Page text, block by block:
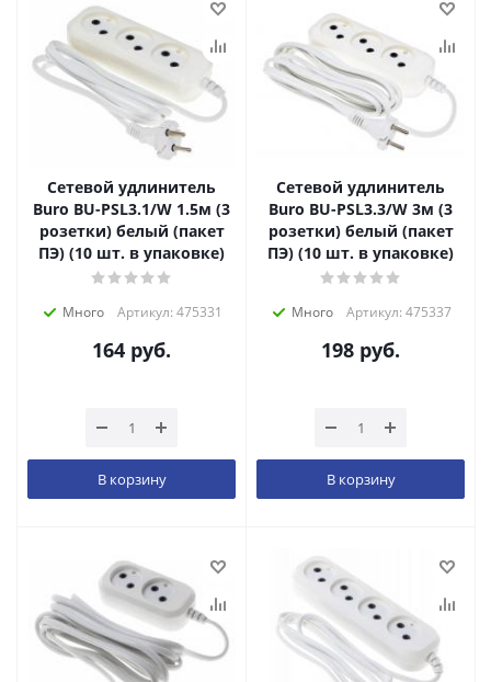
Сетевой удлинитель
Buro BU-PSL3.1/W 1.5м (3
розетки) белый (пакет
ПЭ) (10 шт. в упаковке)
Много Артикул: 475331
164 руб.
В корзину
Сетевой удлинитель
Buro BU-PSL3.3/W 3м (3
розетки) белый (пакет
ПЭ) (10 шт. в упаковке)
Много Артикул: 475337
198 руб.
В корзину